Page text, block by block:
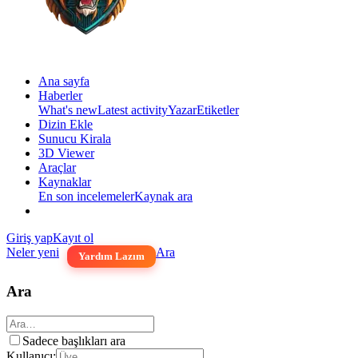
Ana sayfa
Haberler
What's newLatest activityYazarEtiketler
Dizin Ekle
Sunucu Kirala
3D Viewer
Araçlar
Kaynaklar
En son incelemelerKaynak ara
Giriş yapKayıt ol
Neler yeni
Yardım Lazım Ara
Ara
Sadece başlıkları ara